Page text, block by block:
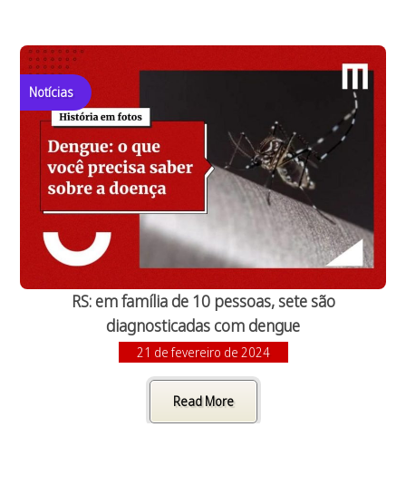
Notícias
RS: em família de 10 pessoas, sete são
diagnosticadas com dengue
21 de fevereiro de 2024
Read More